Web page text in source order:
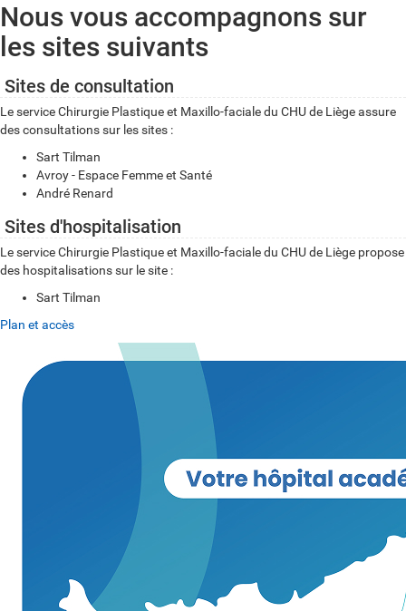
Nous vous accompagnons sur
les sites suivants
Sites de consultation
Le service Chirurgie Plastique et Maxillo-faciale du CHU de Liège assure
des consultations sur les sites :
Sart Tilman
Avroy - Espace Femme et Santé
André Renard
Sites d'hospitalisation
Le service Chirurgie Plastique et Maxillo-faciale du CHU de Liège propose
des hospitalisations sur le site :
Sart Tilman
Plan et accès